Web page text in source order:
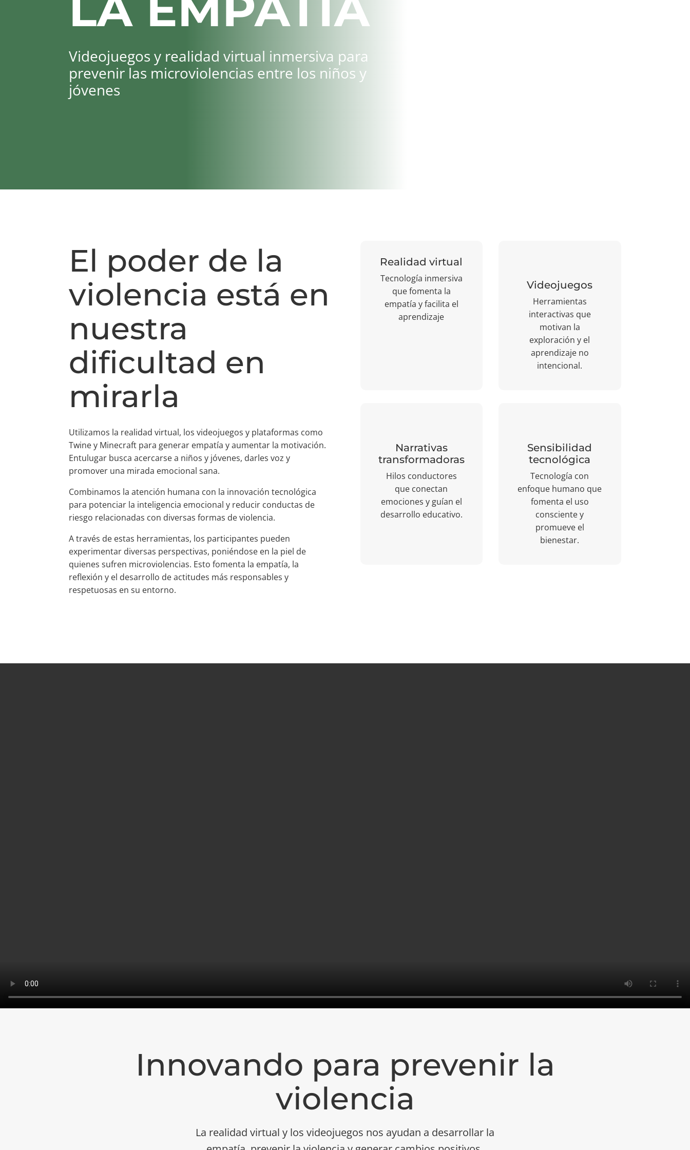
Videojuegos y realidad virtual inmersiva para
prevenir las microviolencias entre los niños y
jóvenes
El poder de la
violencia está en
nuestra
dificultad en
mirarla
Utilizamos la realidad virtual, los videojuegos y plataformas como
Twine y Minecraft para generar empatía y aumentar la motivación.
Entulugar busca acercarse a niños y jóvenes, darles voz y
promover una mirada emocional sana.
Combinamos la atención humana con la innovación tecnológica
para potenciar la inteligencia emocional y reducir conductas de
riesgo relacionadas con diversas formas de violencia.
A través de estas herramientas, los participantes pueden
experimentar diversas perspectivas, poniéndose en la piel de
quienes sufren microviolencias. Esto fomenta la empatía, la
reflexión y el desarrollo de actitudes más responsables y
respetuosas en su entorno.
Realidad virtual
Tecnología inmersiva
que fomenta la
empatía y facilita el
aprendizaje
Videojuegos
Herramientas
interactivas que
motivan la
exploración y el
aprendizaje no
intencional.
Narrativas
transformadoras
Hilos conductores
que conectan
emociones y guían el
desarrollo educativo.
Sensibilidad
tecnológica
Tecnología con
enfoque humano que
fomenta el uso
consciente y
promueve el
bienestar.
Innovando para prevenir la
violencia
La realidad virtual y los videojuegos nos ayudan a desarrollar la